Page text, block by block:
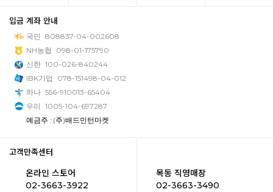
입금 계좌 안내
국민 808837-04-002608
NH농협
098-01-175790
신한 100-026-840244
IBK기업
078-151498-04-012
하나 556-910013-65404
우리 1005-104-697287
예금주 : (주)배드민턴마켓
고객만족센터
온라인 스토어
02-3663-3922
목동 직영매장
02-3663-3490